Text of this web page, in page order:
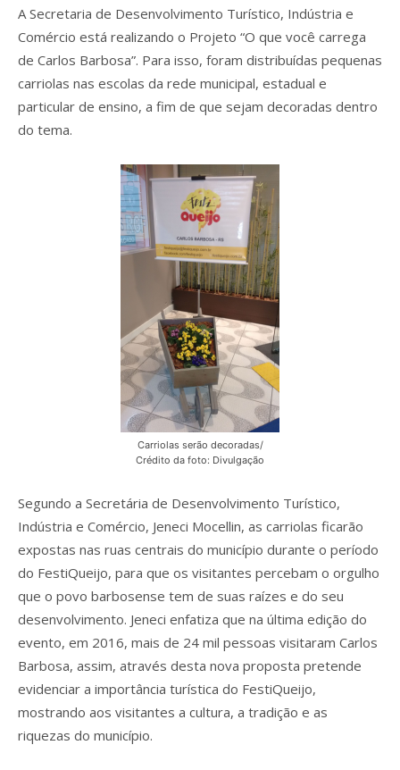
A Secretaria de Desenvolvimento Turístico, Indústria e
Comércio está realizando o Projeto “O que você carrega
de Carlos Barbosa”. Para isso, foram distribuídas pequenas
carriolas nas escolas da rede municipal, estadual e
particular de ensino, a fim de que sejam decoradas dentro
do tema.
Carriolas serão decoradas/
Crédito da foto: Divulgação
Segundo a Secretária de Desenvolvimento Turístico,
Indústria e Comércio, Jeneci Mocellin, as carriolas ficarão
expostas nas ruas centrais do município durante o período
do FestiQueijo, para que os visitantes percebam o orgulho
que o povo barbosense tem de suas raízes e do seu
desenvolvimento. Jeneci enfatiza que na última edição do
evento, em 2016, mais de 24 mil pessoas visitaram Carlos
Barbosa, assim, através desta nova proposta pretende
evidenciar a importância turística do FestiQueijo,
mostrando aos visitantes a cultura, a tradição e as
riquezas do município.